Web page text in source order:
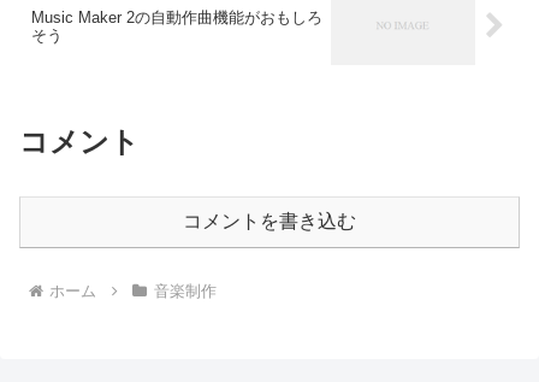
Music Maker 2の自動作曲機能がおもしろ
そう
コメント
コメントを書き込む
ホーム 音楽制作